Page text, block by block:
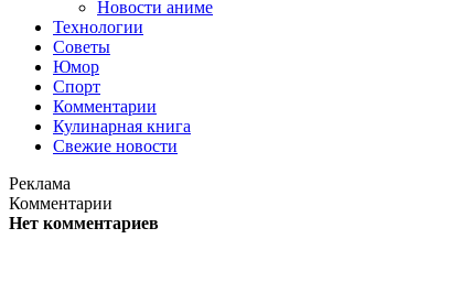
Новости аниме
Технологии
Советы
Юмор
Спорт
Комментарии
Кулинарная книга
Свежие новости
Реклама
Комментарии
Нет комментариев